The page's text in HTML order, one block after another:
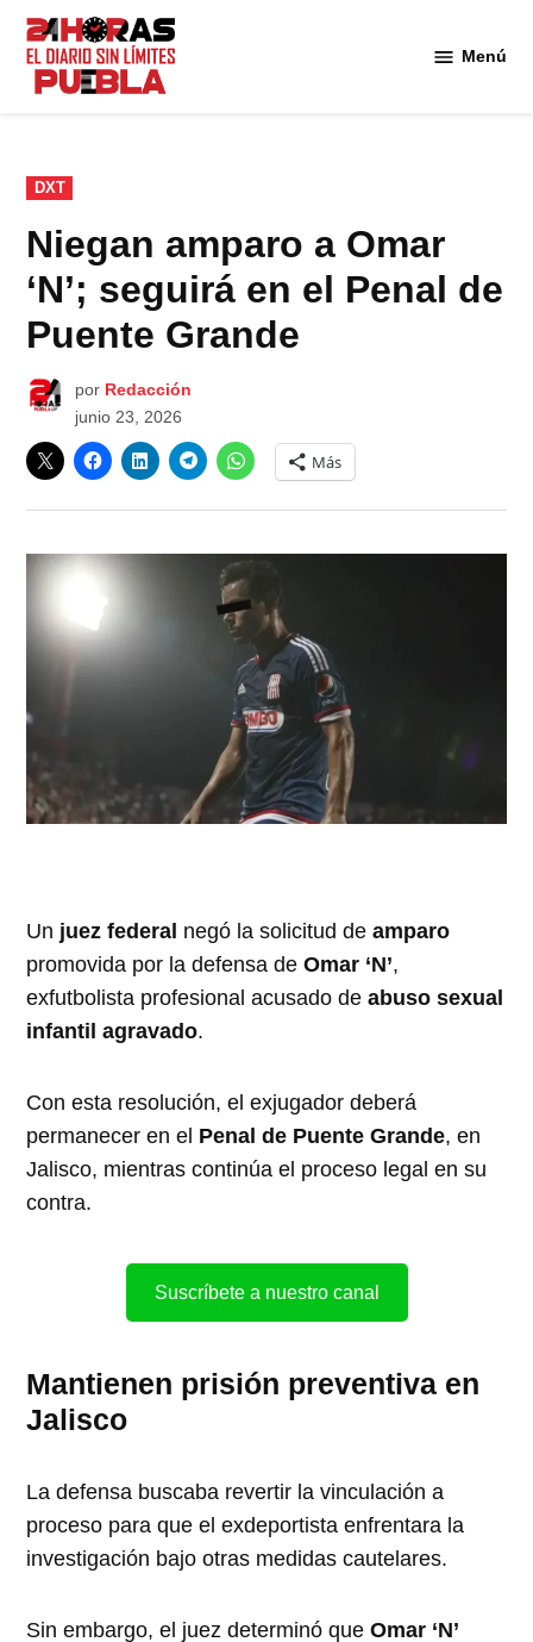
Saltar
contenido
Menú
PUBLICADO
EN
DXT
Niegan amparo a Omar
‘N’; seguirá en el Penal de
Puente Grande
por Redacción
junio 23, 2026
Más
Un juez federal negó la solicitud deamparo
promovida por la defensa deOmar ‘N’,
exfutbolista profesional acusado deabuso sexual
infantil agravado.
Con esta resolución, el exjugador deberá
permanecer en el Penal de Puente Grande, en
Jalisco, mientras continúa el proceso legal en su
contra.
Suscríbete a nuestro canal
Mantienen prisión preventiva en
Jalisco
La defensa buscaba revertir la vinculación a
proceso para que el exdeportista enfrentara la
investigación bajo otras medidas cautelares.
Sin embargo, el juez determinó queOmar ‘N’